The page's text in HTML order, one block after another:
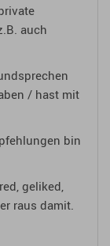
auch
/ hast mit
bin
geliked,
raus damit.